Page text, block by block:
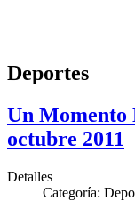
Deportes
Un Momento
octubre 2011
Detalles
Categoría: